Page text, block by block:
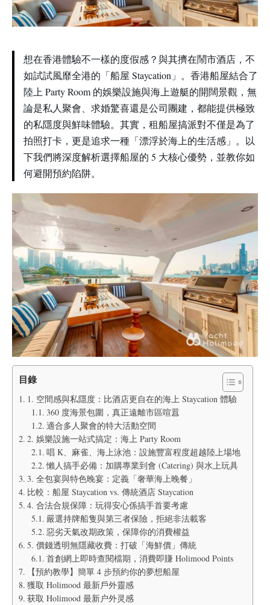
想在香港體驗不一樣的度假感？與其擠在鬧市酒店，不
如試試風靡全港的「船屋 Staycation」。香港船屋結合了
陸上 Party Room 的娛樂設施與海上遊艇的開闊景觀，無
論是私人聚會、求婚驚喜還是公司團建，都能提供極致
的私隱度與鮮味體驗。其實，租船屋搞派對不僅是為了
拍照打卡，更是追求一種「漂浮於海上的生活感」。以
下我們將深度解析選擇船屋的 5 大核心優勢，並教你如
何避開預約陷阱。
目錄
1. 空間感與私隱度：比酒店更自在的海上 Staycation 體驗
360 度海景包圍，真正遠離市區喧囂
適合多人聚會的特大活動空間
2. 娛樂設施一站式搞定：海上 Party Room
唱 K、麻雀、海上泳池：設施豐富程度超越陸上場地
懶人搞手必備：加購專業到會 (Catering) 與水上玩具
3. 全包宴與特色晚宴：定義「奢華海上晚餐」
比較：船屋 Staycation vs. 傳統酒店 Staycation
4. 合法合規保障：玩得安心係搞手首要考慮
嚴選持牌船隻與第三者保險，拒絕非法載客
惡劣天氣改期政策，保障你的消費權益
5. 價錢透明無隱藏收費：打破「海鮮價」傳統
首創網上即時查閱檔期，消費即賺 Holimood Points
【預約教學】簡單 4 步預約你的夢想船屋
獲取 Holimood 最新戶外靈感
获取 Holimood 最新户外灵感